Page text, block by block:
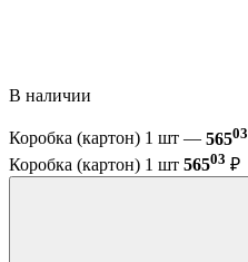
В наличии
Коробка (картон) 1 шт — 56503
Коробка (картон) 1 шт 56503 ₽